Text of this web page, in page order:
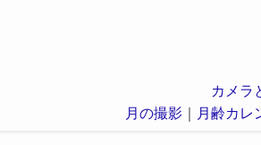
カメラ
月の撮影 ｜ 月齢カレ